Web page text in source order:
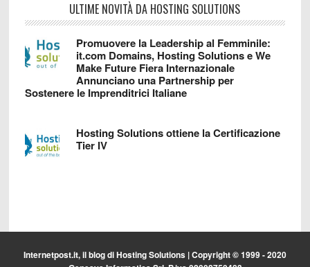
ULTIME NOVITÀ DA HOSTING SOLUTIONS
Promuovere la Leadership al Femminile:
it.com Domains, Hosting Solutions e We
Make Future Fiera Internazionale
Annunciano una Partnership per
Sostenere le Imprenditrici Italiane
Hosting Solutions ottiene la Certificazione
Tier IV
Internetpost.it, il blog diHosting Solutions | Copyright © 1999 - 2020